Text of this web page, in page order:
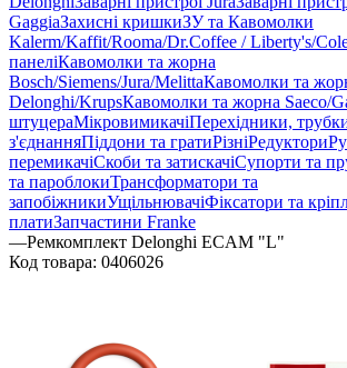
GaggiaЗахисні кришкиЗУ та Кавомолки
Kalerm/Kaffit/Rooma/Dr.Coffee / Liberty's/
панеліКавомолки та жорна
Bosch/Siemens/Jura/MelittaКавомолки та
Delonghi/KrupsКавомолки та жорна Saeco/
штуцераМікровимикачіПерехідники,
з'єднанняПіддони та гратиРізніРедуктори
перемикачіСкоби та затискачіСупорти та
та пароблокиТрансформатори та
запобіжникиУщільнювачіФіксатори та
платиЗапчастини Franke
—Ремкомплект Delonghi ECAM "L"
Код товара: 0406026